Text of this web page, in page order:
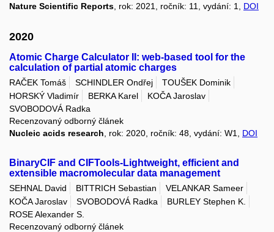
Nature Scientific Reports , rok: 2021, ročník: 11, vydání: 1, DOI
2020
Atomic Charge Calculator II: web-based tool for the
calculation of partial atomic charges
RAČEK Tomáš SCHINDLER Ondřej
TOUŠEK Dominik
HORSKÝ Vladimír
BERKA Karel
KOČA Jaroslav
SVOBODOVÁ Radka
Recenzovaný odborný článek
Nucleic acids research , rok: 2020, ročník: 48, vydání: W1, DOI
BinaryCIF and CIFTools-Lightweight, efficient and
extensible macromolecular data management
SEHNAL David BITTRICH Sebastian
VELANKAR Sameer
KOČA Jaroslav
SVOBODOVÁ Radka
BURLEY Stephen K.
ROSE Alexander S.
Recenzovaný odborný článek